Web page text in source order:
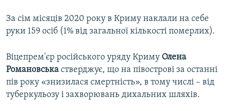
За сім місяців 2020 року в Криму наклали на себе
руки 159 осіб (1% від загальної кількості померлих).
Віцепрем'єр російського уряду Криму Олена
Романовська стверджує, що на півострові за останні
пів року «знизилася смертність», в тому числі – від
туберкульозу і захворювань дихальних шляхів.